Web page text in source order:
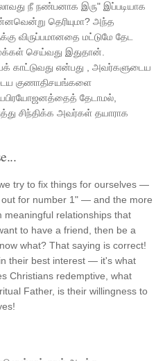
நீ நண்பனாக இரு" இப்படியாக
தெரியுமா? அந்த
விருப்பமானதை மட்டுமே தேட
மக்கள் செய்வது இதுதான்.
காட்டுவது என்பது , அவர்களுடைய
குணாதிசயங்களை
தேடாமல்,
சிந்திக்க அவர்கள் தயாராக
try to fix things for ourselves —
for number 1" — and the more
meaningful relationships that
to have a friend, then be a
what? That saying is correct!
their best interest — it's what
Christians redemptive, what
Father, is their willingness to